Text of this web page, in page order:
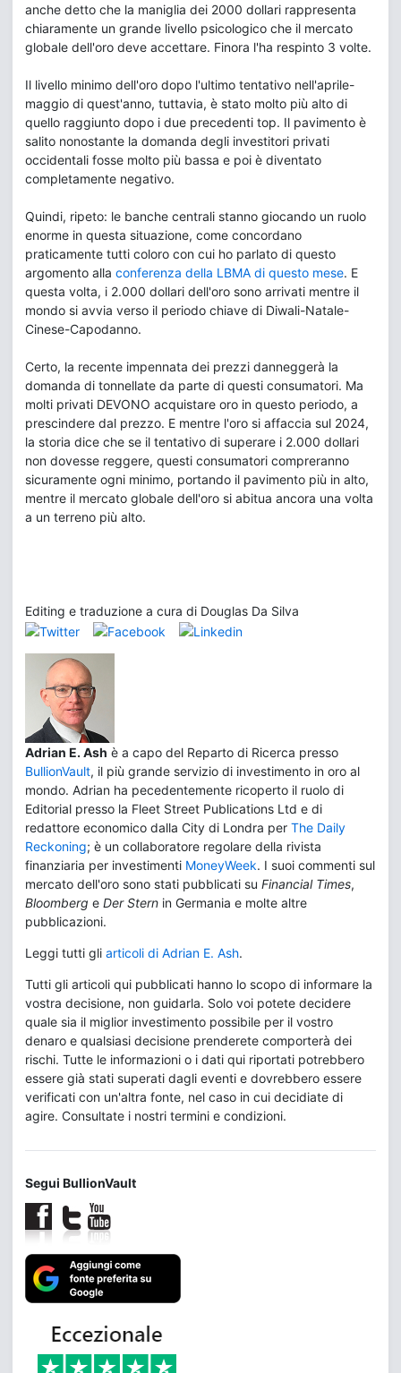
anche detto che la maniglia dei 2000 dollari rappresenta
chiaramente un grande livello psicologico che il mercato
globale dell'oro deve accettare. Finora l'ha respinto 3 volte.
Il livello minimo dell'oro dopo l'ultimo tentativo nell'aprile-
maggio di quest'anno, tuttavia, è stato molto più alto di
quello raggiunto dopo i due precedenti top. Il pavimento è
salito nonostante la domanda degli investitori privati
occidentali fosse molto più bassa e poi è diventato
completamente negativo.
Quindi, ripeto: le banche centrali stanno giocando un ruolo
enorme in questa situazione, come concordano
praticamente tutti coloro con cui ho parlato di questo
argomento alla conferenza della LBMA di questo mese. E
questa volta, i 2.000 dollari dell'oro sono arrivati mentre il
mondo si avvia verso il periodo chiave di Diwali-Natale-
Cinese-Capodanno.
Certo, la recente impennata dei prezzi danneggerà la
domanda di tonnellate da parte di questi consumatori. Ma
molti privati DEVONO acquistare oro in questo periodo, a
prescindere dal prezzo. E mentre l'oro si affaccia sul 2024,
la storia dice che se il tentativo di superare i 2.000 dollari
non dovesse reggere, questi consumatori compreranno
sicuramente ogni minimo, portando il pavimento più in alto,
mentre il mercato globale dell'oro si abitua ancora una volta
a un terreno più alto.
Editing e traduzione a cura di Douglas Da Silva
Adrian E. Ash è a capo del Reparto di Ricerca presso
BullionVault, il più grande servizio di investimento in oro al
mondo. Adrian ha pecedentemente ricoperto il ruolo di
Editorial presso la Fleet Street Publications Ltd e di
redattore economico dalla City di Londra per The Daily
Reckoning; è un collaboratore regolare della rivista
finanziaria per investimenti MoneyWeek. I suoi commenti sul
mercato dell'oro sono stati pubblicati su Financial Times,
Bloomberg e Der Stern in Germania e molte altre
pubblicazioni.
Leggi tutti gli articoli di Adrian E. Ash.
Tutti gli articoli qui pubblicati hanno lo scopo di informare la
vostra decisione, non guidarla. Solo voi potete decidere
quale sia il miglior investimento possibile per il vostro
denaro e qualsiasi decisione prenderete comporterà dei
rischi. Tutte le informazioni o i dati qui riportati potrebbero
essere già stati superati dagli eventi e dovrebbero essere
verificati con un'altra fonte, nel caso in cui decidiate di
agire. Consultate i nostri termini e condizioni.
Segui BullionVault